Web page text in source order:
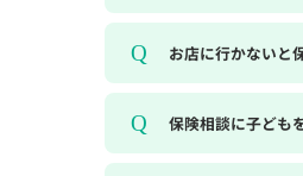
お店に行かないと
保険相談に子ども